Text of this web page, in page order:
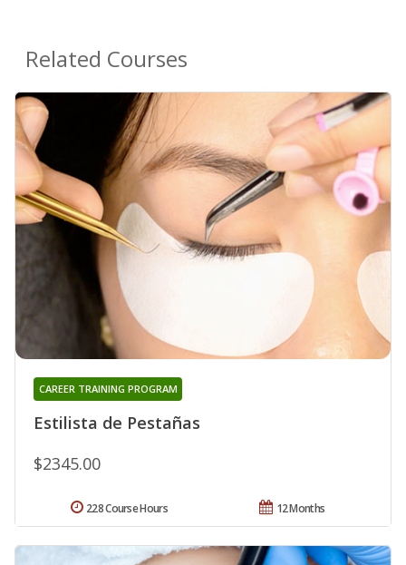
Related Courses
Estilista de Pestañas
CAREER TRAINING PROGRAM
$2345.00
12 Months
228 Course Hours